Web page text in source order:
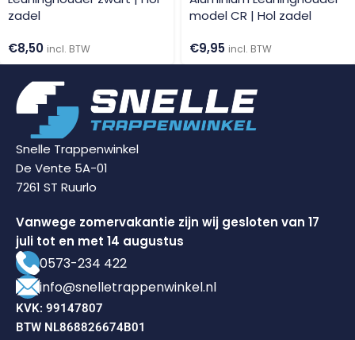
zadel
€8,50 incl. BTW
model CR | Hol zadel
€9,95 incl. BTW
Snelle Trappenwinkel
De Vente 5A-01
7261 ST Ruurlo
Vanwege zomervakantie zijn wij gesloten van 17
juli tot en met 14 augustus
0573-234 422
info@snelletrappenwinkel.nl
KVK: 99147807
BTW NL868826674B01